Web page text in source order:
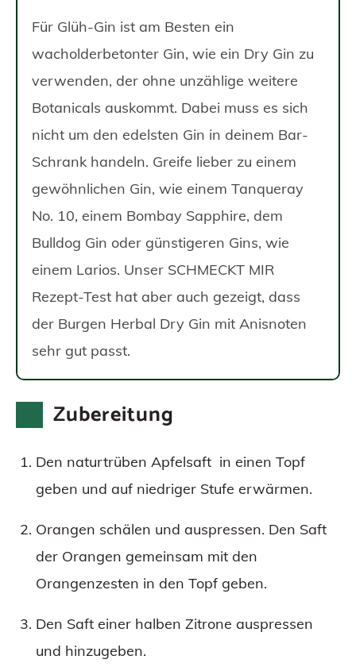
Für Glüh-Gin ist am Besten ein
wacholderbetonter Gin, wie ein Dry Gin zu
verwenden, der ohne unzählige weitere
Botanicals auskommt. Dabei muss es sich
nicht um den edelsten Gin in deinem Bar-
Schrank handeln. Greife lieber zu einem
gewöhnlichen Gin, wie einem Tanqueray
No. 10, einem Bombay Sapphire, dem
Bulldog Gin oder günstigeren Gins, wie
einem Larios. Unser SCHMECKT MIR
Rezept-Test hat aber auch gezeigt, dass
der Burgen Herbal Dry Gin mit Anisnoten
sehr gut passt.
Zubereitung
Den naturtrüben Apfelsaft in einen Topf
geben und auf niedriger Stufe erwärmen.
Orangen schälen und auspressen. Den Saft
der Orangen gemeinsam mit den
Orangenzesten in den Topf geben.
Den Saft einer halben Zitrone auspressen
und hinzugeben.